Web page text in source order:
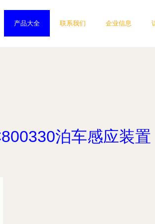
产品大全 联系我们 企业信息
泊车感应装置